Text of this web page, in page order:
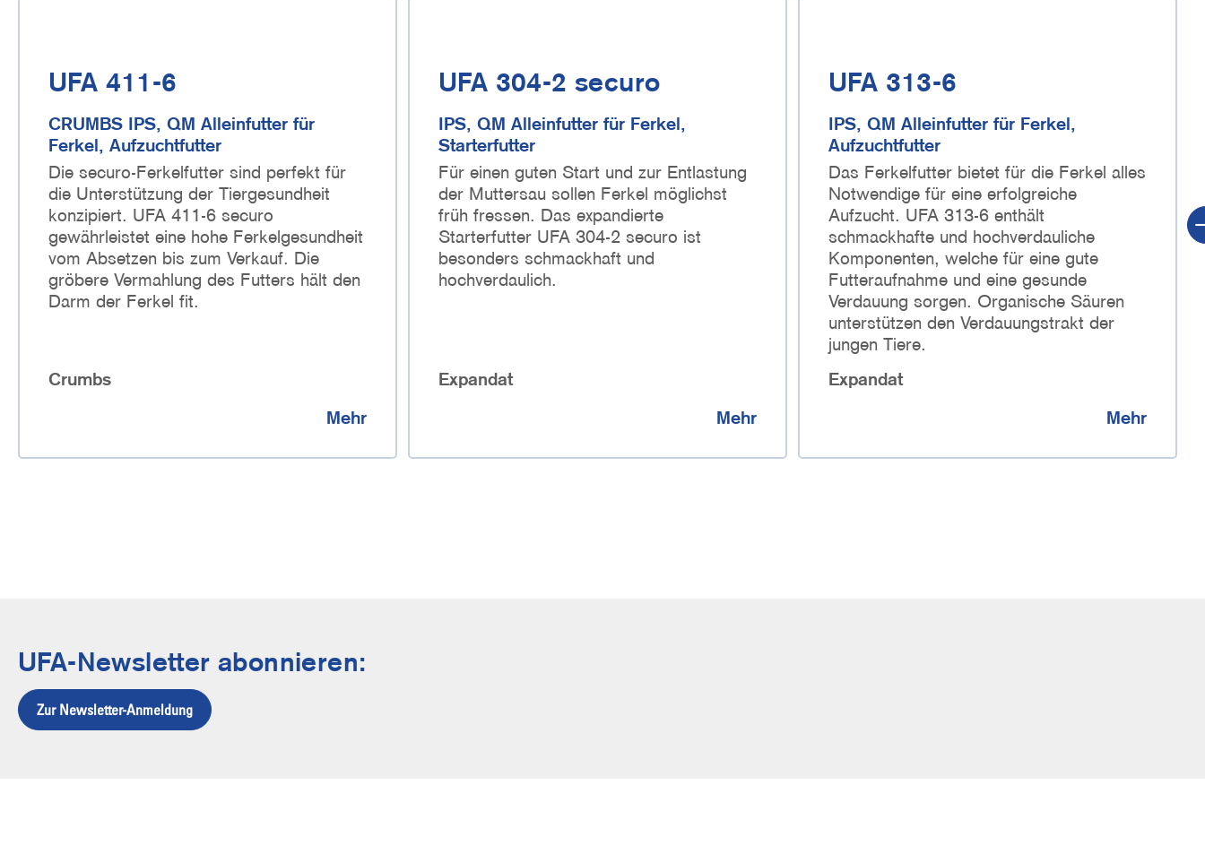
UFA 411-6
CRUMBS IPS, QM Alleinfutter für
Ferkel, Aufzuchtfutter
Die securo-Ferkelfutter sind perfekt für
die Unterstützung der Tiergesundheit
konzipiert. UFA 411-6 securo
gewährleistet eine hohe Ferkelgesundheit
vom Absetzen bis zum Verkauf. Die
gröbere Vermahlung des Futters hält den
Darm der Ferkel fit.
Crumbs
Mehr
UFA 304-2 securo
IPS, QM Alleinfutter für Ferkel,
Starterfutter
Für einen guten Start und zur Entlastung
der Muttersau sollen Ferkel möglichst
früh fressen. Das expandierte
Starterfutter UFA 304-2 securo ist
besonders schmackhaft und
hochverdaulich.
Expandat
Mehr
UFA 313-6
IPS, QM Alleinfutter für Ferkel,
Aufzuchtfutter
Das Ferkelfutter bietet für die Ferkel alles
Notwendige für eine erfolgreiche
Aufzucht. UFA 313-6 enthält
schmackhafte und hochverdauliche
Komponenten, welche für eine gute
Futteraufnahme und eine gesunde
Verdauung sorgen. Organische Säuren
unterstützen den Verdauungstrakt der
jungen Tiere.
Expandat
Mehr
UFA-Newsletter abonnieren:
Zur Newsletter-Anmeldung